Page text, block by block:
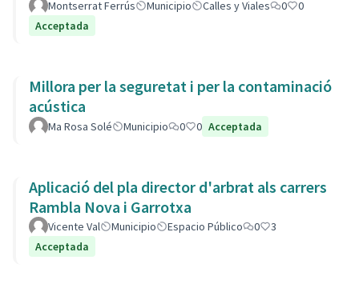
Montserrat Ferrús Municipio Calles y Viales 0
0
Acceptada
Millora per la seguretat i per la contaminació
acústica
Ma Rosa Solé Municipio 0 0 Acceptada
Aplicació del pla director d'arbrat als carrers
Rambla Nova i Garrotxa
Vicente Val Municipio Espacio Público 0
3
Acceptada